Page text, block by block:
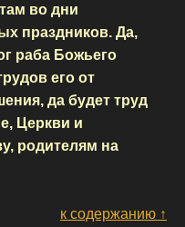
во дни
праздников. Да,
раба Божьего
его от
да будет труд
Церкви и
родителям на
к содержанию ↑